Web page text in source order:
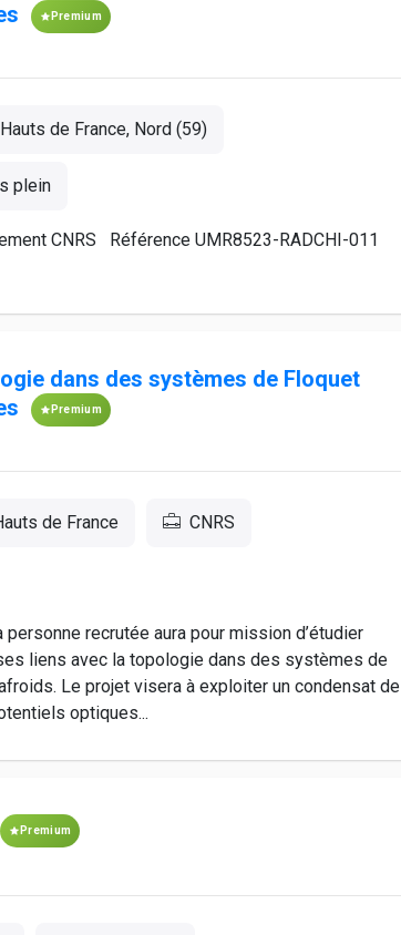
Premium
de France, Nord (59)
plein
CNRS Référence UMR8523-RADCHI-011
dans des systèmes de Floquet
Premium
de France CNRS
recrutée aura pour mission d’étudier
liens avec la topologie dans des systèmes de
Le projet visera à exploiter un condensat de
optiques...
Premium